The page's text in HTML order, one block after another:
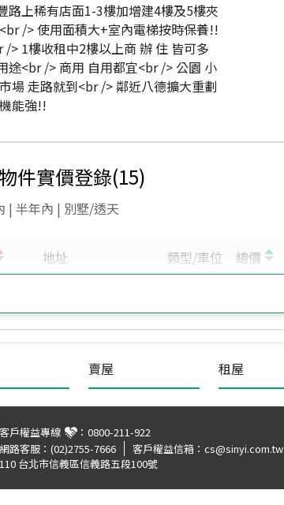
路上稀有店面1-3樓加增建4樓及5樓夾
/> 使用面積大+室內電梯按時保養!!
/> 1樓收租中2樓以上商 辦 住 皆可多
途<br /> 商用 自用都宜<br /> 公園 小
場 走路就到<br /> 鄰近八德擴大重劃
能強!!
件實價登錄(15)
| 半年內 | 別墅/透天
賣屋 租屋
客戶權益專線 ： 0800-211-922
網路客服： (02)2755-7666 客戶權益信箱： cs@sinyi.com.tw
110 台北市信義區信義路五段100號